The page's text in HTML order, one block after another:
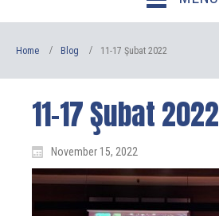
Home Blog 11-17 Şubat 2022
11-17 Şubat 2022
November 15, 2022